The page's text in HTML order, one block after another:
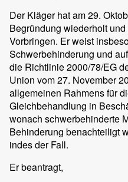
Der Kläger hat am 29.
Begründung wiederholt
Vorbringen. Er weist
Schwerbehinderung und
die Richtlinie 2000/78/EG
Union vom 27. November
allgemeinen Rahmens für
Gleichbehandlung in
wonach schwerbehinderte
Behinderung benachteiligt
indes der Fall.
Er beantragt,